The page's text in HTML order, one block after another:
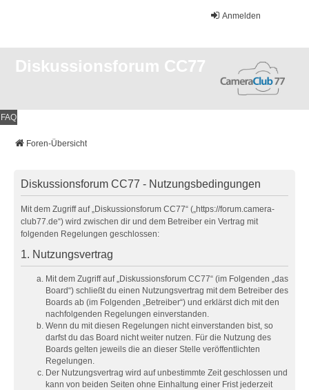
Anmelden
Diskussionsforum CC77
FAQ
Foren-Übersicht
Diskussionsforum CC77 - Nutzungsbedingungen
Mit dem Zugriff auf „Diskussionsforum CC77“ („https://forum.camera-
club77.de“) wird zwischen dir und dem Betreiber ein Vertrag mit
folgenden Regelungen geschlossen:
1. Nutzungsvertrag
Mit dem Zugriff auf „Diskussionsforum CC77“ (im Folgenden „das
Board“) schließt du einen Nutzungsvertrag mit dem Betreiber des
Boards ab (im Folgenden „Betreiber“) und erklärst dich mit den
nachfolgenden Regelungen einverstanden.
Wenn du mit diesen Regelungen nicht einverstanden bist, so
darfst du das Board nicht weiter nutzen. Für die Nutzung des
Boards gelten jeweils die an dieser Stelle veröffentlichten
Regelungen.
Der Nutzungsvertrag wird auf unbestimmte Zeit geschlossen und
kann von beiden Seiten ohne Einhaltung einer Frist jederzeit